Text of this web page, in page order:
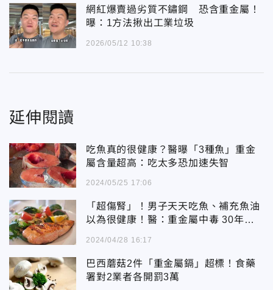
網紅爆賣過劣質不鏽鋼 恐含重金屬！
曝：1方法揪出工業垃圾
2026/05/12 10:38
延伸閱讀
吃魚真的很健康？醫曝「3種魚」重金
屬含量超高：吃太多恐加速失智
2024/05/25 17:06
「超傷腎」！男子天天吃魚、補充魚油
以為很健康！醫：重金屬中毒 30年都
2024/04/28 16:17
巴西蘑菇2件「重金屬鎘」超標！食藥
署對2業者各開罰3萬